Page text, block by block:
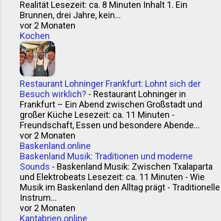
Realität Lesezeit: ca. 8 Minuten Inhalt 1. Ein
Brunnen, drei Jahre, kein...
vor 2 Monaten
Kochen
Restaurant Lohninger Frankfurt: Lohnt sich der
Besuch wirklich? - Restaurant Lohninger in
Frankfurt – Ein Abend zwischen Großstadt und
großer Küche Lesezeit: ca. 11 Minuten -
Freundschaft, Essen und besondere Abende...
vor 2 Monaten
Baskenland.online
Baskenland Musik: Traditionen und moderne
Sounds - Baskenland Musik: Zwischen Txalaparta
und Elektrobeats Lesezeit: ca. 11 Minuten - Wie
Musik im Baskenland den Alltag prägt - Traditionelle
Instrum...
vor 2 Monaten
Kantabrien.online